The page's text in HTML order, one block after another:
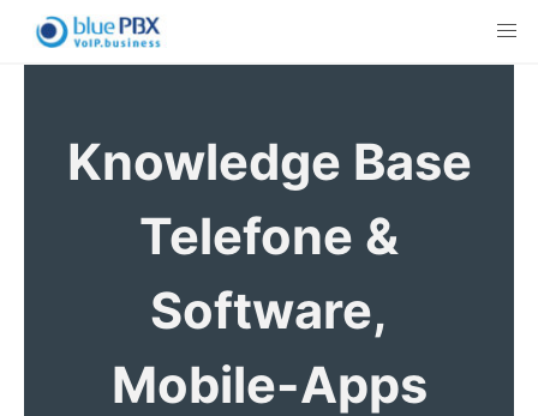
content
Knowledge Base
Telefone &
Software,
Mobile-Apps